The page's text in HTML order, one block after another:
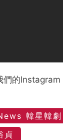
的Instagram
韓星韓劇
貞